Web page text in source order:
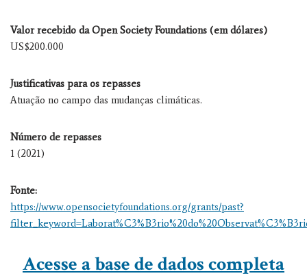
Valor recebido da Open Society Foundations (em dólares)
US$200.000
Justificativas para os repasses
Atuação no campo das mudanças climáticas.
Número de repasses
1 (2021)
Fonte:
https://www.opensocietyfoundations.org/grants/past?
Acesse a base de dados completa